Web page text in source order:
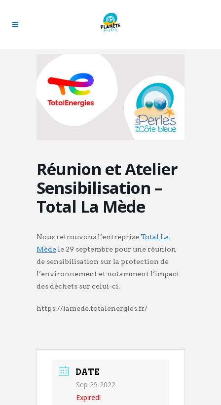
Réunion et Atelier
Sensibilisation –
Total La Mède
Nous retrouvons l’entrepriseTotal La
Mède le 29 septembre pour une réunion
de sensibilisation sur la protection de
l’environnement et notamment l’impact
des déchets sur celui-ci.
https://lamede.totalenergies.fr/
DATE
Sep 29 2022
Expired!